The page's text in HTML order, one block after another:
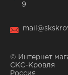
9
© Интернет
СКС-Кровля
Россия